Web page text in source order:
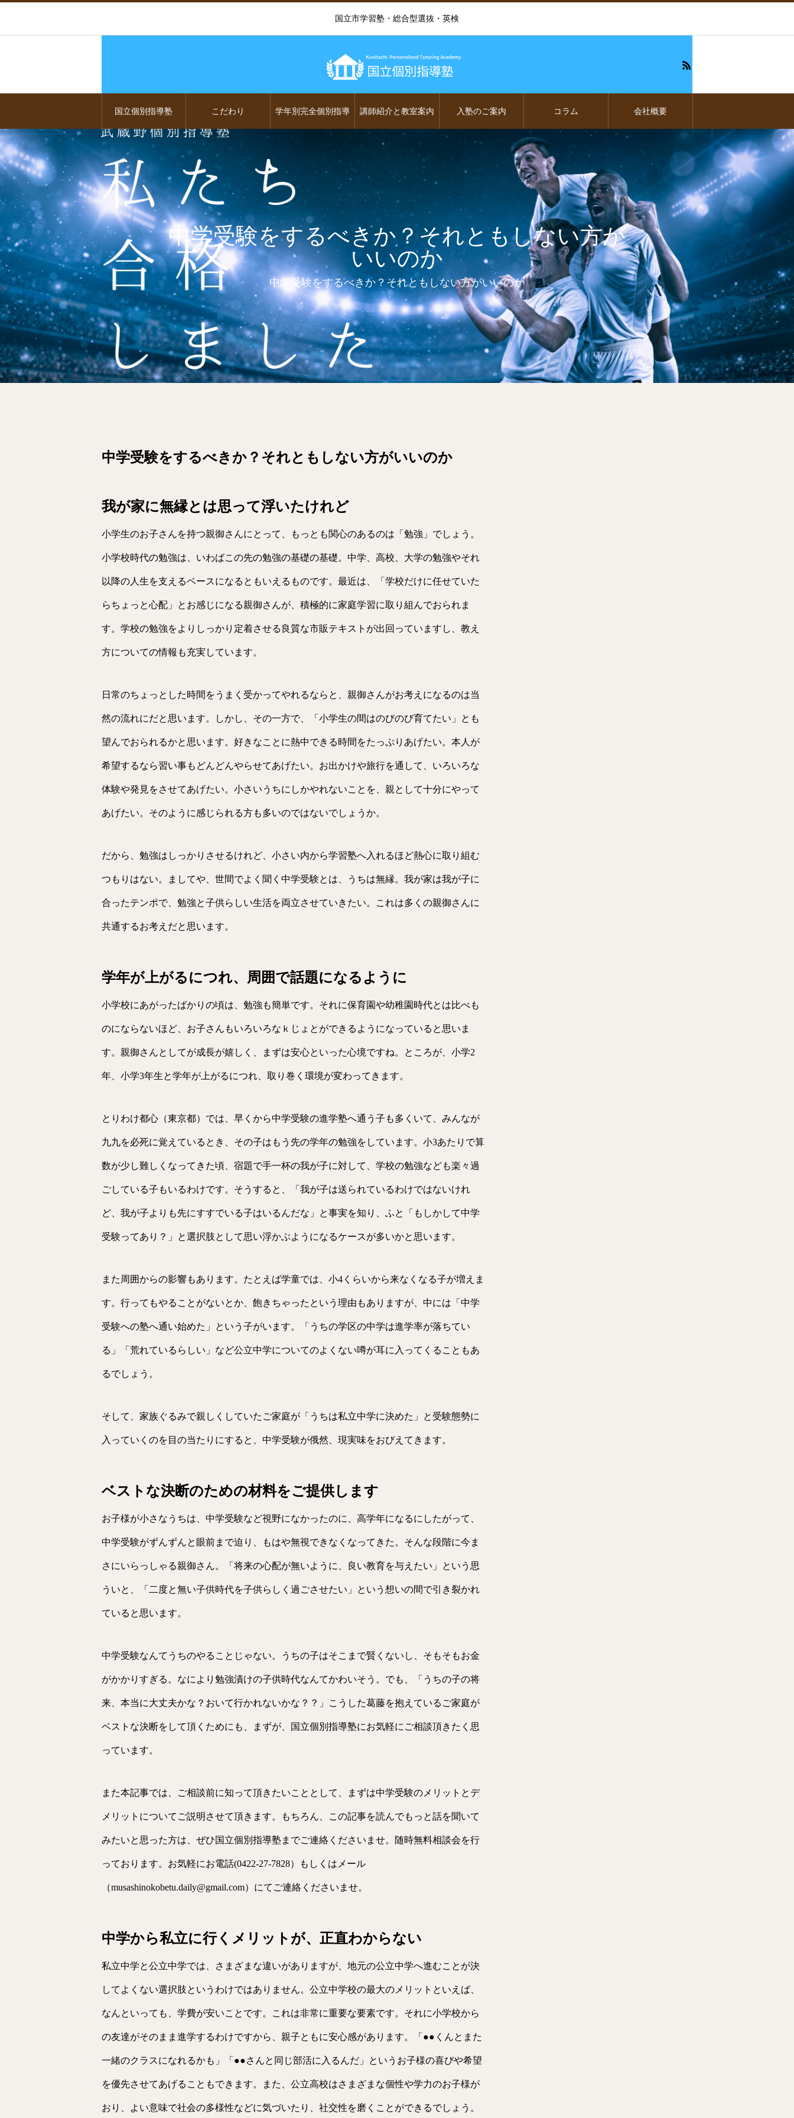
国立市学習塾・総合型選抜・英検
国立個別指導塾 こだわり 学年別完全個別指導 講師紹介と教室案内 入塾のご案内 コラム 会社概要
中学受験をするべきか？それともしない方が
いいのか
中学受験をするべきか？それともしない方がいいのか
中学受験をするべきか？それともしない方がいいのか
我が家に無縁とは思って浮いたけれど
小学生のお子さんを持つ親御さんにとって、もっとも関心のあるのは「勉強」でしょう。
小学校時代の勉強は、いわばこの先の勉強の基礎の基礎。中学、高校、大学の勉強やそれ
以降の人生を支えるベースになるともいえるものです。最近は、「学校だけに任せていた
らちょっと心配」とお感じになる親御さんが、積極的に家庭学習に取り組んでおられま
す。学校の勉強をよりしっかり定着させる良質な市販テキストが出回っていますし、教え
方についての情報も充実しています。
日常のちょっとした時間をうまく受かってやれるならと、親御さんがお考えになるのは当
然の流れにだと思います。しかし、その一方で、「小学生の間はのびのび育てたい」とも
望んでおられるかと思います。好きなことに熱中できる時間をたっぷりあげたい。本人が
希望するなら習い事もどんどんやらせてあげたい。お出かけや旅行を通して、いろいろな
体験や発見をさせてあげたい。小さいうちにしかやれないことを、親として十分にやって
あげたい。そのように感じられる方も多いのではないでしょうか。
だから、勉強はしっかりさせるけれど、小さい内から学習塾へ入れるほど熱心に取り組む
つもりはない。ましてや、世間でよく聞く中学受験とは、うちは無縁。我が家は我が子に
合ったテンポで、勉強と子供らしい生活を両立させていきたい。これは多くの親御さんに
共通するお考えだと思います。
学年が上がるにつれ、周囲で話題になるように
小学校にあがったばかりの頃は、勉強も簡単です。それに保育園や幼稚園時代とは比べも
のにならないほど、お子さんもいろいろなｋじょとができるようになっていると思いま
す。親御さんとしてが成長が嬉しく、まずは安心といった心境ですね。ところが、小学2
年、小学3年生と学年が上がるにつれ、取り巻く環境が変わってきます。
とりわけ都心（東京都）では、早くから中学受験の進学塾へ通う子も多くいて、みんなが
九九を必死に覚えているとき、その子はもう先の学年の勉強をしています。小3あたりで算
数が少し難しくなってきた頃、宿題で手一杯の我が子に対して、学校の勉強なども楽々過
ごしている子もいるわけです。そうすると、「我が子は送られているわけではないけれ
ど、我が子よりも先にすすでいる子はいるんだな」と事実を知り、ふと「もしかして中学
受験ってあり？」と選択肢として思い浮かぶようになるケースが多いかと思います。
また周囲からの影響もあります。たとえば学童では、小4くらいから来なくなる子が増えま
す。行ってもやることがないとか、飽きちゃったという理由もありますが、中には「中学
受験への塾へ通い始めた」という子がいます。「うちの学区の中学は進学率が落ちてい
る」「荒れているらしい」など公立中学についてのよくない噂が耳に入ってくることもあ
るでしょう。
そして、家族ぐるみで親しくしていたご家庭が「うちは私立中学に決めた」と受験態勢に
入っていくのを目の当たりにすると、中学受験が俄然、現実味をおびえてきます。
ベストな決断のための材料をご提供します
お子様が小さなうちは、中学受験など視野になかったのに、高学年になるにしたがって、
中学受験がずんずんと眼前まで迫り、もはや無視できなくなってきた。そんな段階に今ま
さにいらっしゃる親御さん。「将来の心配が無いように、良い教育を与えたい」という思
ういと、「二度と無い子供時代を子供らしく過ごさせたい」という想いの間で引き裂かれ
ていると思います。
中学受験なんてうちのやることじゃない。うちの子はそこまで賢くないし、そもそもお金
がかかりすぎる。なにより勉強漬けの子供時代なんてかわいそう。でも、「うちの子の将
来、本当に大丈夫かな？おいて行かれないかな？？」こうした葛藤を抱えているご家庭が
ベストな決断をして頂くためにも、まずが、国立個別指導塾にお気軽にご相談頂きたく思
っています。
また本記事では、ご相談前に知って頂きたいこととして、まずは中学受験のメリットとデ
メリットについてご説明させて頂きます。もちろん、この記事を読んでもっと話を聞いて
みたいと思った方は、ぜひ国立個別指導塾までご連絡くださいませ。随時無料相談会を行
っております。お気軽にお電話(0422-27-7828）もしくはメール
（musashinokobetu.daily@gmail.com）にてご連絡くださいませ。
中学から私立に行くメリットが、正直わからない
私立中学と公立中学では、さまざまな違いがありますが、地元の公立中学へ進むことが決
してよくない選択肢というわけではありません。公立中学校の最大のメリットといえば、
なんといっても、学費が安いことです。これは非常に重要な要素です。それに小学校から
の友達がそのまま進学するわけですから、親子ともに安心感があります。「●●くんとまた
一緒のクラスになれるかも」「●●さんと同じ部活に入るんだ」というお子様の喜びや希望
を優先させてあげることもできます。また、公立高校はさまざまな個性や学力のお子様が
おり、よい意味で社会の多様性などに気づいたり、社交性を磨くことができるでしょう。